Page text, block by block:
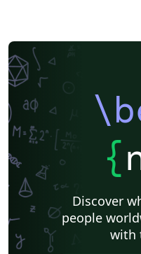
{
Discover
people
with